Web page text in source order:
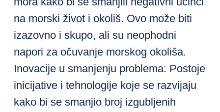
na morski život i okoliš. Ovo može biti
izazovno i skupo, ali su neophodni
napori za očuvanje morskog okoliša.
Inovacije u smanjenju problema: Postoje
inicijative i tehnologije koje se razvijaju
kako bi se smanjio broj izgubljenih